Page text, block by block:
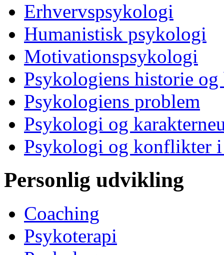
Erhvervspsykologi
Humanistisk psykologi
Motivationspsykologi
Psykologiens historie og
Psykologiens problem
Psykologi og
Psykologi og konflikter
Personlig udvikling
Coaching
Psykoterapi